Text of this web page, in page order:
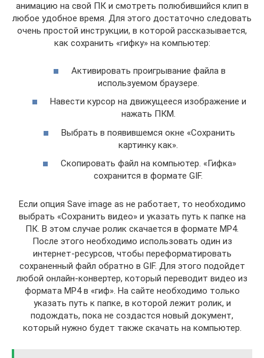
анимацию на свой ПК и смотреть полюбившийся клип в
любое удобное время. Для этого достаточно следовать
очень простой инструкции, в которой рассказывается,
как сохранить «гифку» на компьютер:
Активировать проигрывание файла в
используемом браузере.
Навести курсор на движущееся изображение и
нажать ПКМ.
Выбрать в появившемся окне «Сохранить
картинку как».
Скопировать файл на компьютер. «Гифка»
сохранится в формате GIF.
Если опция Save image as не работает, то необходимо
выбрать «Сохранить видео» и указать путь к папке на
ПК. В этом случае ролик скачается в формате MP4.
После этого необходимо использовать один из
интернет-ресурсов, чтобы переформатировать
сохраненный файл обратно в GIF. Для этого подойдет
любой онлайн-конвертер, который переводит видео из
формата MP4 в «гиф». На сайте необходимо только
указать путь к папке, в которой лежит ролик, и
подождать, пока не создастся новый документ,
который нужно будет также скачать на компьютер.